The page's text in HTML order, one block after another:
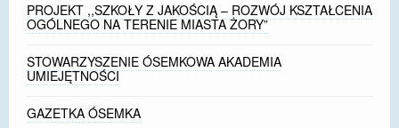
PROJEKT ,,SZKOŁY Z JAKOŚCIĄ – ROZWÓJ KSZTAŁCENIA
OGÓLNEGO NA TERENIE MIASTA ŻORY”
STOWARZYSZENIE ÓSEMKOWA AKADEMIA
UMIEJĘTNOŚCI
GAZETKA ÓSEMKA